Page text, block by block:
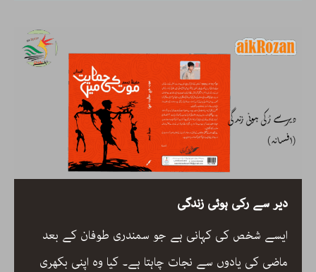
دیر سے رکی ہوئی زندگی
ایسے شخص کی کہانی ہے جو سمندری طوفان کے بعد
ماضی کی یادوں سے نجات چاہتا ہے۔ کیا وہ اپنی بکھری